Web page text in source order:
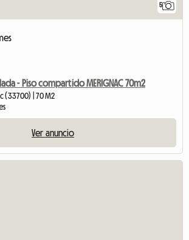
5
- Piso compartido MERIGNAC 70m2
(33700) | 70 M2
Ver anuncio